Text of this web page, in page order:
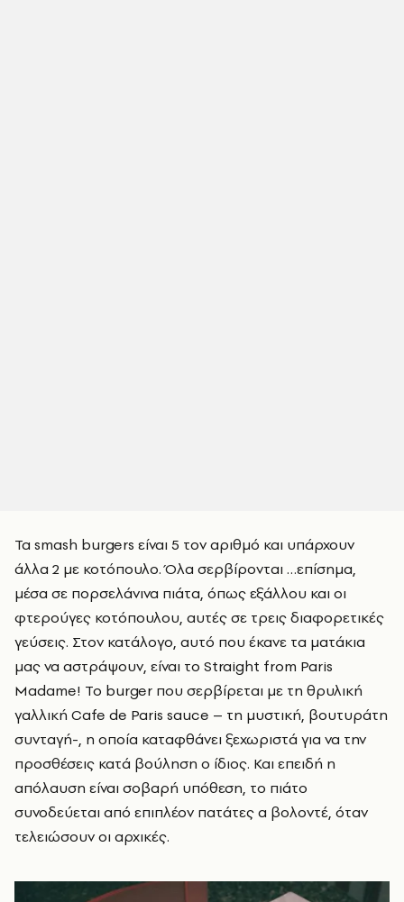
Τα smash burgers είναι 5 τον αριθμό και υπάρχουν
άλλα 2 με κοτόπουλο. Όλα σερβίρονται …επίσημα,
μέσα σε πορσελάνινα πιάτα, όπως εξάλλου και οι
φτερούγες κοτόπουλου, αυτές σε τρεις διαφορετικές
γεύσεις. Στον κατάλογο, αυτό που έκανε τα ματάκια
μας να αστράψουν, είναι το Straight from Paris
Madame! Το burger που σερβίρεται με τη θρυλική
γαλλική Cafe de Paris sauce – τη μυστική, βουτυράτη
συνταγή-, η οποία καταφθάνει ξεχωριστά για να την
προσθέσεις κατά βούληση ο ίδιος. Και επειδή η
απόλαυση είναι σοβαρή υπόθεση, το πιάτο
συνοδεύεται από επιπλέον πατάτες α βολοντέ, όταν
τελειώσουν οι αρχικές.